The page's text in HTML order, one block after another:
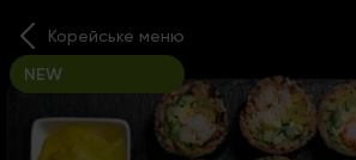
Корейське меню
NEW